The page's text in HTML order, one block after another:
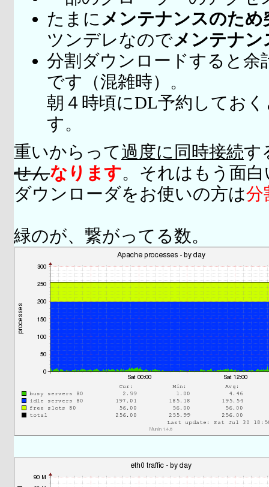
たまに メンテナンスのため
ツンデレなのでメンテナ
分割ダウンロードすると余
です（混雑時）。
朝４時頃にDL予約してお
す。
重いからって過度に同時接続す
せんなります。それはもう面
ダウンローダをお使いの方は分
緑のが、繋がってる数。